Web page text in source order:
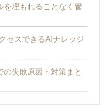
を埋もれることなく管
セスできるAIナレッジ
の失敗原因・対策まと